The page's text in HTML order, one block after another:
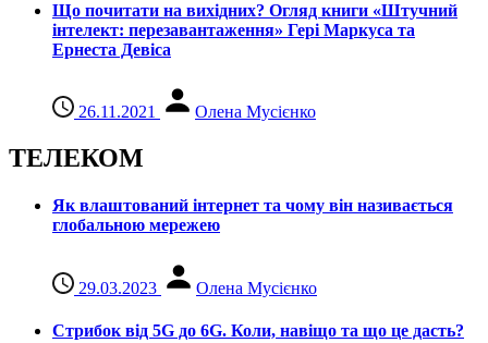
Що почитати на вихідних? Огляд книги «Штучний
інтелект: перезавантаження» Гері Маркуса та
Ернеста Девіса
26.11.2021 Олена Мусієнко
ТЕЛЕКОМ
Як влаштований інтернет та чому він називається
глобальною мережею
29.03.2023 Олена Мусієнко
Стрибок від 5G до 6G. Коли, навіщо та що це даcть?